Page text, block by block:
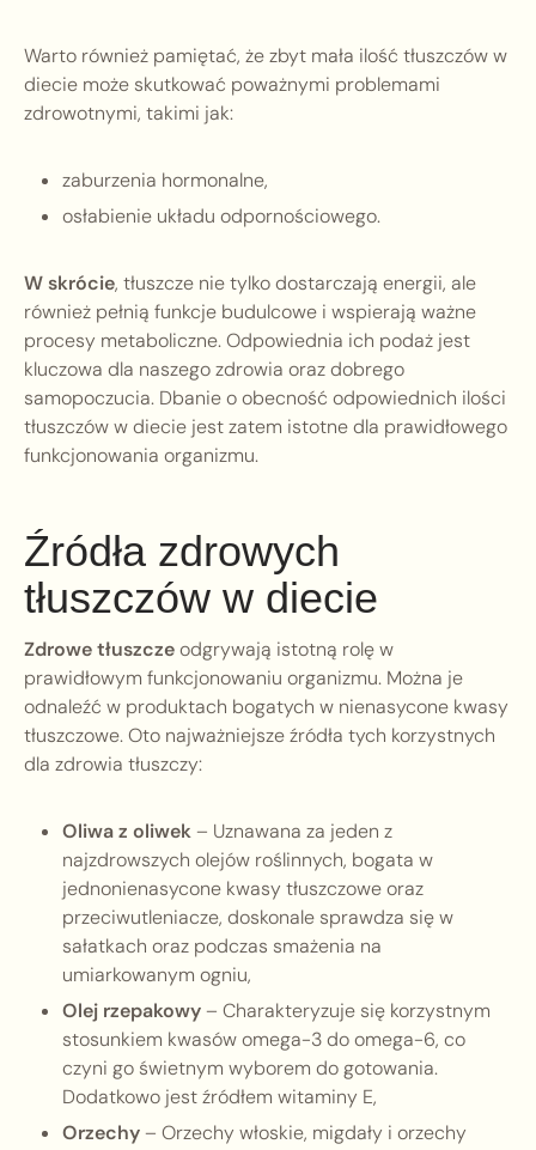
Warto również pamiętać, że zbyt mała ilość tłuszczów w
diecie może skutkować poważnymi problemami
zdrowotnymi, takimi jak:
zaburzenia hormonalne,
osłabienie układu odpornościowego.
W skrócie, tłuszcze nie tylko dostarczają energii, ale
również pełnią funkcje budulcowe i wspierają ważne
procesy metaboliczne. Odpowiednia ich podaż jest
kluczowa dla naszego zdrowia oraz dobrego
samopoczucia. Dbanie o obecność odpowiednich ilości
tłuszczów w diecie jest zatem istotne dla prawidłowego
funkcjonowania organizmu.
Źródła zdrowych
tłuszczów w diecie
Zdrowe tłuszczeodgrywają istotną rolę w
prawidłowym funkcjonowaniu organizmu. Można je
odnaleźć w produktach bogatych w nienasycone kwasy
tłuszczowe. Oto najważniejsze źródła tych korzystnych
dla zdrowia tłuszczy:
Oliwa z oliwek– Uznawana za jeden z
najzdrowszych olejów roślinnych, bogata w
jednonienasycone kwasy tłuszczowe oraz
przeciwutleniacze, doskonale sprawdza się w
sałatkach oraz podczas smażenia na
umiarkowanym ogniu,
Olej rzepakowy– Charakteryzuje się korzystnym
stosunkiem kwasów omega-3 do omega-6, co
czyni go świetnym wyborem do gotowania.
Dodatkowo jest źródłem witaminy E,
Orzechy– Orzechy włoskie, migdały i orzechy